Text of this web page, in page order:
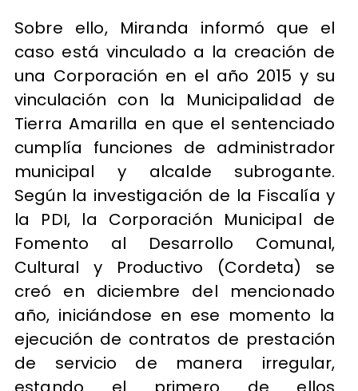
Sobre ello, Miranda informó que el
caso está vinculado a la creación de
una Corporación en el año 2015 y su
vinculación con la Municipalidad de
Tierra Amarilla en que el sentenciado
cumplía funciones de administrador
municipal y alcalde subrogante.
Según la investigación de la Fiscalía y
la PDI, la Corporación Municipal de
Fomento al Desarrollo Comunal,
Cultural y Productivo (Cordeta) se
creó en diciembre del mencionado
año, iniciándose en ese momento la
ejecución de contratos de prestación
de servicio de manera irregular,